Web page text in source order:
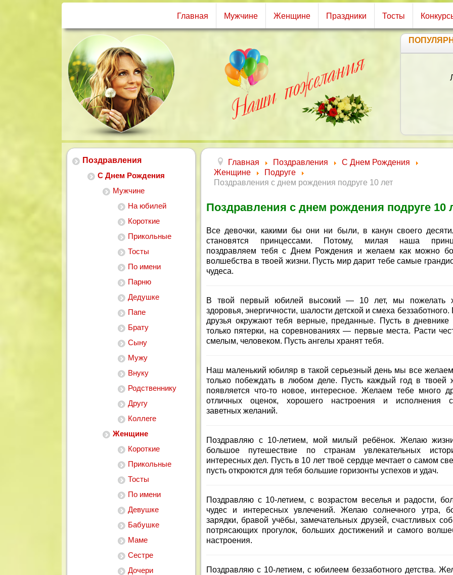
Главная Мужчине Женщине Праздники Тосты
Поздравления
С Днем Рождения
Мужчине
На юбилей
Короткие
Прикольные
Тосты
По имени
Парню
Дедушке
Папе
Брату
Сыну
Мужу
Внуку
Родственнику
Другу
Коллеге
Женщине
Короткие
Прикольные
Тосты
По имени
Девушке
Бабушке
Маме
Сестре
Дочери
Главная Поздравления
С Днем Рождения
Женщине
Подруге
Поздравления с днем рождения подруге 10 лет
Поздравления с днем рождения подруге 10
Все девочки, какими бы они ни были, в канун своего
становятся принцессами. Потому, милая наша
поздравляем тебя с Днем Рождения и желаем как можно
волшебства в твоей жизни. Пусть мир дарит тебе самые
чудеса.
В твой первый юбилей высокий — 10 лет, мы пожелать
здоровья, энергичности, шалости детской и смеха беззаботного.
друзья окружают тебя верные, преданные. Пусть в дневнике
только пятерки, на соревнованиях — первые места. Расти
смелым, человеком. Пусть ангелы хранят тебя.
Наш маленький юбиляр в такой серьезный день мы все
только побеждать в любом деле. Пусть каждый год в твоей
появляется что-то новое, интересное. Желаем тебе много
отличных оценок, хорошего настроения и исполнения
заветных желаний.
Поздравляю с 10-летием, мой милый ребёнок. Желаю
большое путешествие по странам увлекательных
интересных дел. Пусть в 10 лет твоё сердце мечтает о самом
пусть откроются для тебя большие горизонты успехов и удач.
Поздравляю с 10-летием, с возрастом веселья и радости,
чудес и интересных увлечений. Желаю солнечного утра,
зарядки, бравой учёбы, замечательных друзей, счастливых
потрясающих прогулок, больших достижений и самого
настроения.
Поздравляю с 10-летием, с юбилеем беззаботного детства.